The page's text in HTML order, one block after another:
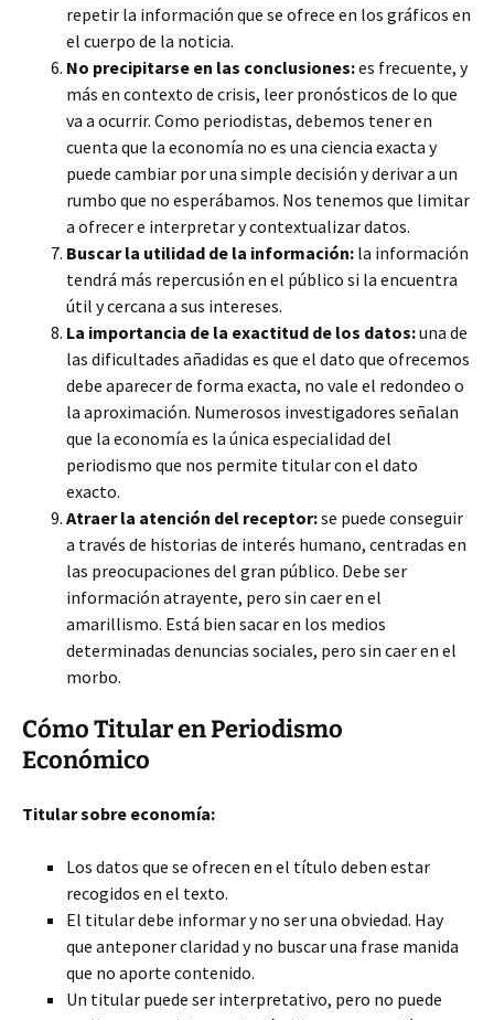
repetir la información que se ofrece en los gráficos en
el cuerpo de la noticia.
No precipitarse en las conclusiones:es frecuente, y
más en contexto de crisis, leer pronósticos de lo que
va a ocurrir. Como periodistas, debemos tener en
cuenta que la economía no es una ciencia exacta y
puede cambiar por una simple decisión y derivar a un
rumbo que no esperábamos. Nos tenemos que limitar
a ofrecer e interpretar y contextualizar datos.
Buscar la utilidad de la información: la información
tendrá más repercusión en el público si la encuentra
útil y cercana a sus intereses.
La importancia de la exactitud de los datos:una de
las dificultades añadidas es que el dato que ofrecemos
debe aparecer de forma exacta, no vale el redondeo o
la aproximación. Numerosos investigadores señalan
que la economía es la única especialidad del
periodismo que nos permite titular con el dato
exacto.
Atraer la atención del receptor:se puede conseguir
a través de historias de interés humano, centradas en
las preocupaciones del gran público. Debe ser
información atrayente, pero sin caer en el
amarillismo. Está bien sacar en los medios
determinadas denuncias sociales, pero sin caer en el
morbo.
Cómo Titular en Periodismo
Económico
Titular sobre economía:
Los datos que se ofrecen en el título deben estar
recogidos en el texto.
El titular debe informar y no ser una obviedad. Hay
que anteponer claridad y no buscar una frase manida
que no aporte contenido.
Un titular puede ser interpretativo, pero no puede